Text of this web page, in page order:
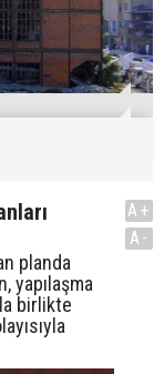
planda
yapılaşma
birlikte
A+
A-